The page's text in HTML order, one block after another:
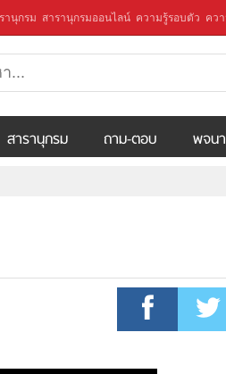
านุกรม สารานุกรมออนไลน์ ความรู้รอบตัว คว
สารานุกรม ถาม-ตอบ พจน